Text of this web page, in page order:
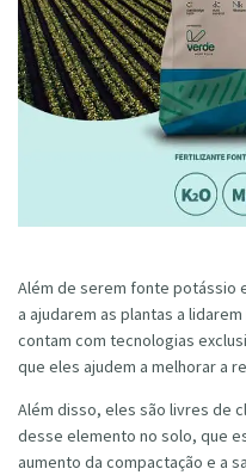
Além de serem fonte potássio
a ajudarem as plantas a
contam com tecnologias
que eles ajudem a melhorar a
Além disso, eles são livres de
desse elemento no solo, que
aumento da compactação e a